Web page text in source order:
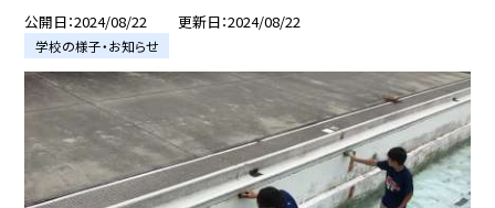
公開日 2024/08/22 更新日 2024/08/22
学校の様子・お知らせ